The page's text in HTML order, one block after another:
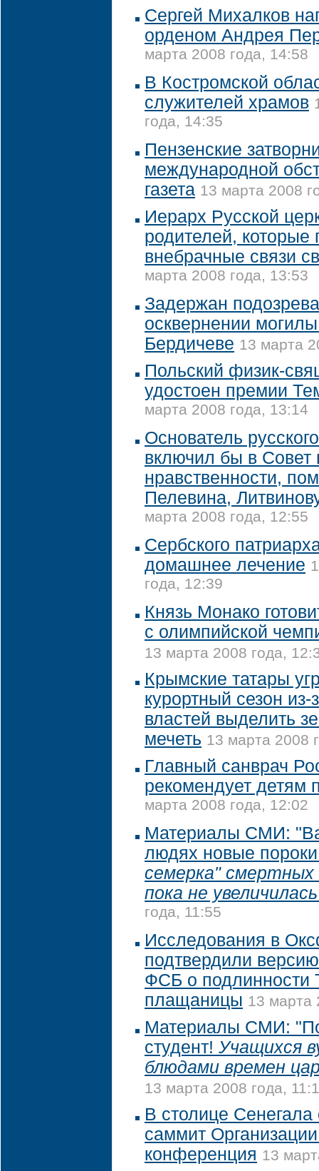
Сергей Михалков
орденом Андрея
марта 2008 года, 14:58
В Костромской
служителей храмов
года, 14:35
Пензенские
международной
газета 13 марта 2008
Иерарх Русской
родителей,
внебрачные связи
марта 2008 года, 13:53
Задержан
осквернении
Бердичеве 13 марта
Польский физик-
удостоен премии
марта 2008 года, 13:14
Основатель
включил бы в Совет
нравственности,
Пелевина,
марта 2008 года, 12:55
Сербского
домашнее лечение
года, 12:39
Князь Монако
с олимпийской
13 марта 2008 года,
Крымские татары
курортный сезон из-
властей выделить
мечеть 13 марта 2008
Главный санврач
рекомендует детям
марта 2008 года, 12:02
Материалы СМИ:
людях новые
семерка" смертных
пока не
года, 11:55
Исследования в
подтвердили
ФСБ о подлинности
плащаницы 13 марта
Материалы СМИ:
студент! Учащихся
блюдами времен
13 марта 2008 года,
В столице Сенегала
саммит
конференция 13